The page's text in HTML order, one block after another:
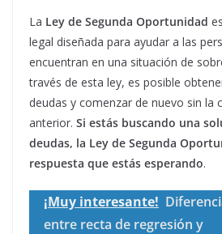
La Ley de Segunda Oportunidad
legal diseñada para ayudar a las
encuentran en una situación de
través de esta ley, es posible
deudas y comenzar de nuevo sin la
anterior. Si estás buscando una
deudas, la Ley de Segunda
respuesta que estás esperando.
¡Muy interesante!
entre recta de regresión y